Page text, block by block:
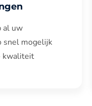
al uw
snel mogelijk
kwaliteit